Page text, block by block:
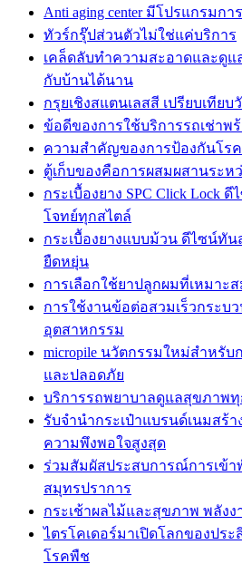
Anti aging center มีโปรแกรมกา
ทัวร์กรุ๊ปส่วนตัวไม่ใช่แค่บริการ
เคล็ดลับทำความสะอาดและดู
กับบ้านได้นาน
กรุยเชิงสแตนเลสสี เปรียบเทีย
ข้อดีของการใช้บริการรถเช่าพ
ความสำคัญของการป้องกันโร
ตู้เก็บของคือการผสมผสานระห
กระเบื้องยาง SPC Click Lock
โจทย์ทุกสไตล์
กระเบื้องยางแบบม้วน ดีไซน์ทั
ยืดหยุ่น
การเลือกใช้ยาปลูกผมที่เหมาะส
การใช้งานข้อต่อสวมเร็วกระบ
อุตสาหกรรม
micropile นวัตกรรมใหม่สำหรั
และปลอดภัย
บริการรถพยาบาลดูแลสุขภาพทุ
รับจำนำกระเป๋าแบรนด์เนมสร้
ความพึงพอใจสูงสุด
ร่วมสัมผัสประสบการณ์การเข้า
สมุทรปราการ
กระเช้าผลไม้และสุขภาพ พลัง
ไตรโคเดอร์มาเปิดโลกของปร
โรคพืช